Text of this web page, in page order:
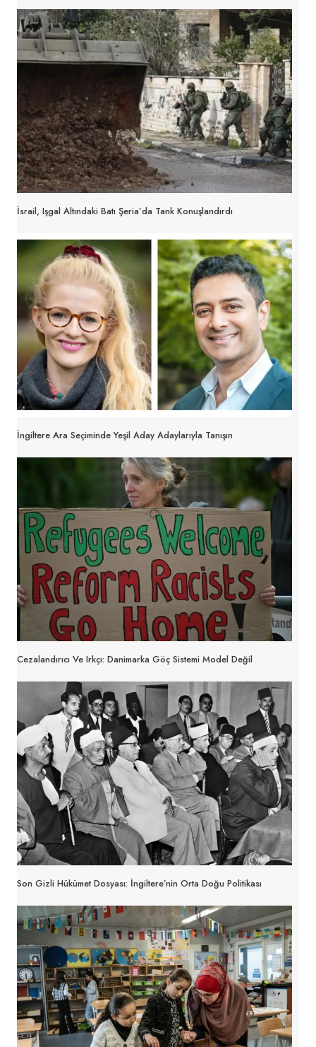
İsrail, Işgal Altındaki Batı Şeria’da Tank Konuşlandırdı
İngiltere Ara Seçiminde Yeşil Aday Adaylarıyla Tanışın
Cezalandırıcı Ve Irkçı: Danimarka Göç Sistemi Model Değil
Son Gizli Hükümet Dosyası: İngiltere’nin Orta Doğu Politikası